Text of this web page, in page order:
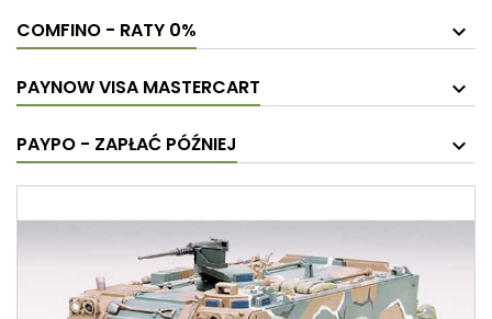
COMFINO - RATY 0%
PAYNOW VISA MASTERCART
PAYPO - ZAPŁAĆ PÓŹNIEJ